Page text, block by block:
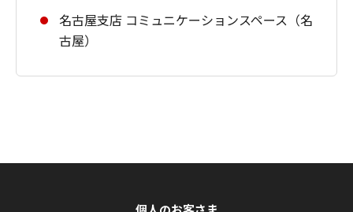
名古屋支店 コミュニケーションスペース（名
古屋）